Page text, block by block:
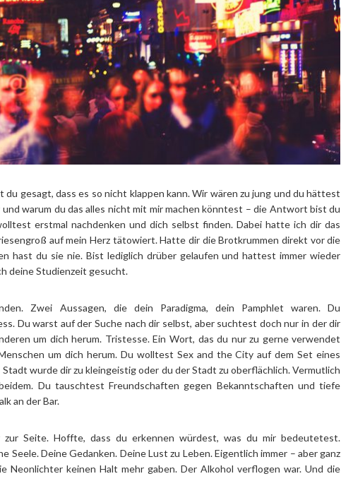
du gesagt, dass es so nicht klappen kann. Wir wären zu jung und du hättest
und warum du das alles nicht mit mir machen könntest – die Antwort bist du
erstmal nachdenken und dich selbst finden. Dabei hatte ich dir das
auf mein Herz tätowiert. Hatte dir die Brotkrummen direkt vor die
hast du sie nie. Bist lediglich drüber gelaufen und hattest immer wieder
deine Studienzeit gesucht.
Zwei Aussagen, die dein Paradigma, dein Pamphlet waren. Du
Du warst auf der Suche nach dir selbst, aber suchtest doch nur in der dir
um dich herum. Tristesse. Ein Wort, das du nur zu gerne verwendet
um dich herum. Du wolltest Sex and the City auf dem Set eines
Stadt wurde dir zu kleingeistig oder du der Stadt zu oberflächlich. Vermutlich
Du tauschtest Freundschaften gegen Bekanntschaften und tiefe
an der Bar.
Seite. Hoffte, dass du erkennen würdest, was du mir bedeutetest.
Seele. Deine Gedanken. Deine Lust zu Leben. Eigentlich immer – aber ganz
Neonlichter keinen Halt mehr gaben. Der Alkohol verflogen war. Und die